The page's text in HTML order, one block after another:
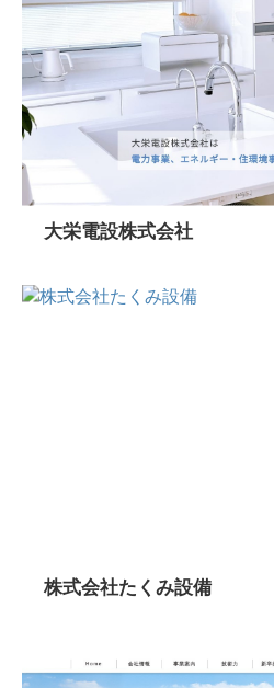
大栄電設株式会社
株式会社たくみ設備